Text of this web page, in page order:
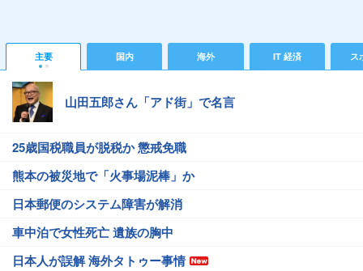
主要 国内 海外 IT 経済 ス
山田五郎さん「アド街」で名言
25歳国税職員が脱税か 懲戒免職
熊本の被災地で「火事場泥棒」か
日本郵便のシステム障害が解消
車中泊で女性死亡 遺族の胸中
日本人が誤解 海外タトゥー事情